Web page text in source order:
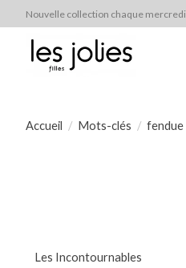
Nouvelle collection chaque mercredi
Accueil / Mots-clés / fendue
Les Incontournables